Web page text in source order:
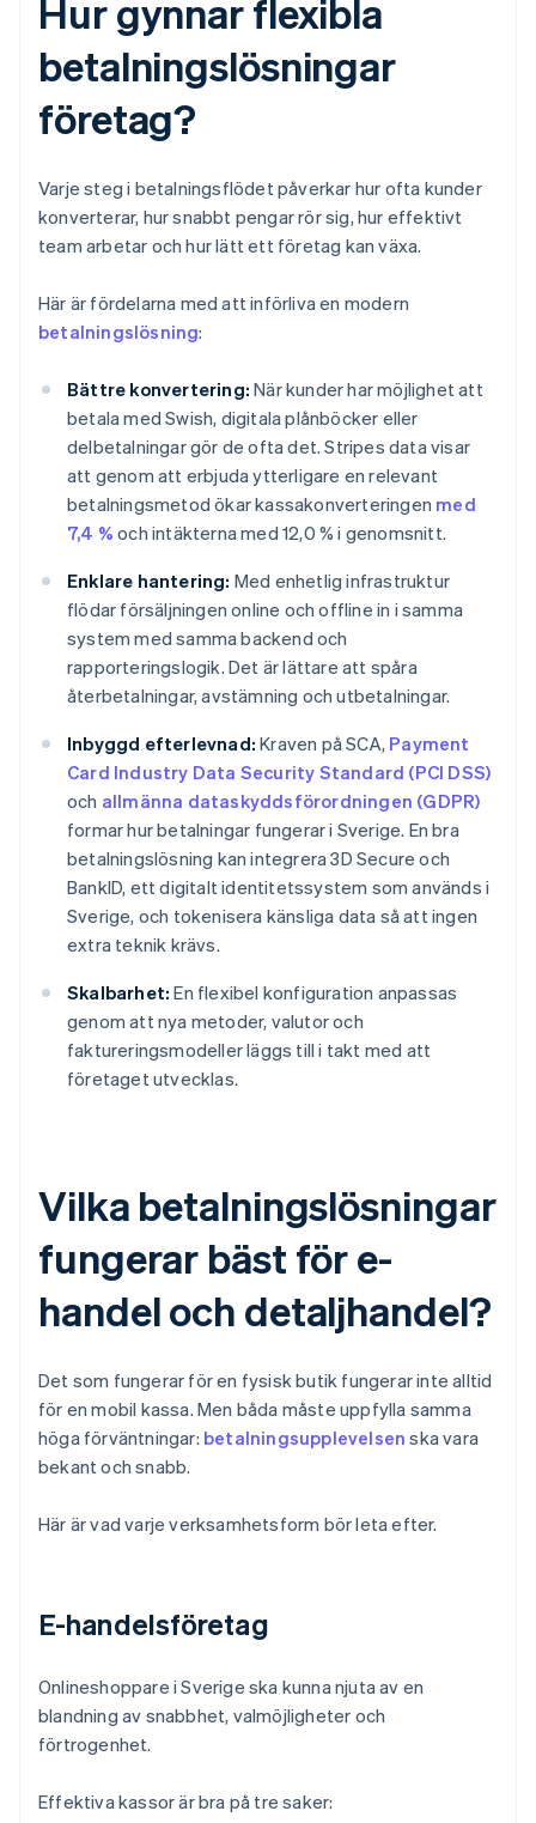
Hur gynnar flexibla
betalningslösningar
företag?
Varje steg i betalningsflödet påverkar hur ofta kunder
konverterar, hur snabbt pengar rör sig, hur effektivt
team arbetar och hur lätt ett företag kan växa.
Här är fördelarna med att införliva en modern
betalningslösning:
Bättre konvertering: När kunder har möjlighet att
betala med Swish, digitala plånböcker eller
delbetalningar gör de ofta det. Stripes data visar
att genom att erbjuda ytterligare en relevant
betalningsmetod ökar kassakonverteringen med
7,4 % och intäkterna med 12,0 % i genomsnitt.
Enklare hantering: Med enhetlig infrastruktur
flödar försäljningen online och offline in i samma
system med samma backend och
rapporteringslogik. Det är lättare att spåra
återbetalningar, avstämning och utbetalningar.
Inbyggd efterlevnad: Kraven på SCA, Payment
Card Industry Data Security Standard (PCI DSS)
och allmänna dataskyddsförordningen (GDPR)
formar hur betalningar fungerar i Sverige. En bra
betalningslösning kan integrera 3D Secure och
BankID, ett digitalt identitetssystem som används i
Sverige, och tokenisera känsliga data så att ingen
extra teknik krävs.
Skalbarhet: En flexibel konfiguration anpassas
genom att nya metoder, valutor och
faktureringsmodeller läggs till i takt med att
företaget utvecklas.
Vilka betalningslösningar
fungerar bäst för e-
handel och detaljhandel?
Det som fungerar för en fysisk butik fungerar inte alltid
för en mobil kassa. Men båda måste uppfylla samma
höga förväntningar: betalningsupplevelsen ska vara
bekant och snabb.
Här är vad varje verksamhetsform bör leta efter.
E-handelsföretag
Onlineshoppare i Sverige ska kunna njuta av en
blandning av snabbhet, valmöjligheter och
förtrogenhet.
Effektiva kassor är bra på tre saker: